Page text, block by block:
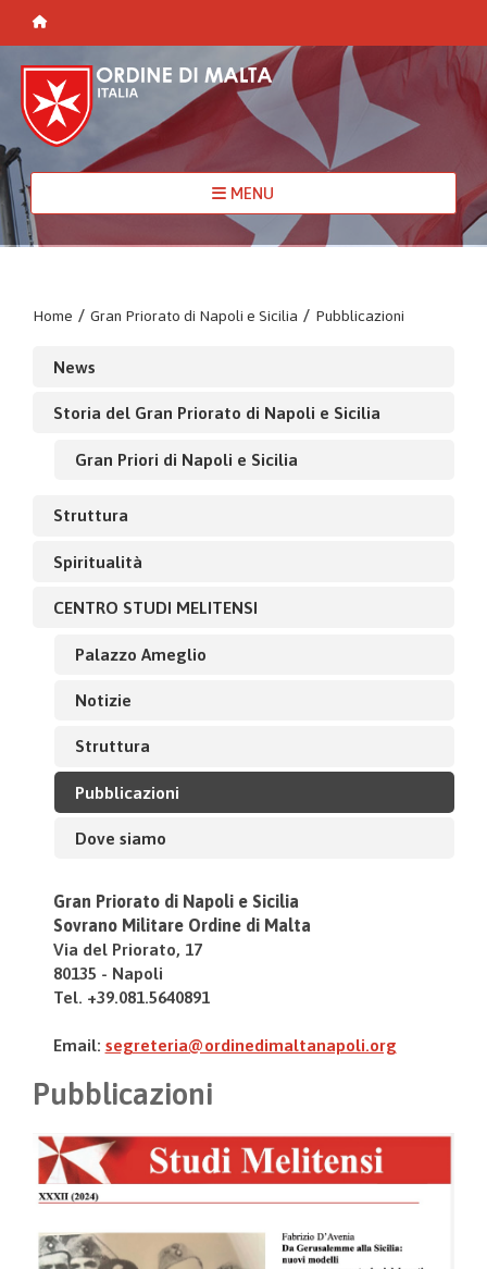
MENU
Home / Gran Priorato di Napoli e Sicilia / Pubblicazioni
News
Storia del Gran Priorato di Napoli e Sicilia
Gran Priori di Napoli e Sicilia
Struttura
Spiritualità
CENTRO STUDI MELITENSI
Palazzo Ameglio
Notizie
Struttura
Pubblicazioni
Dove siamo
Gran Priorato di Napoli e Sicilia
Sovrano Militare Ordine di Malta
Via del Priorato, 17
80135 - Napoli
Tel. +39.081.5640891
Email: segreteria@ordinedimaltanapoli.org
Pubblicazioni